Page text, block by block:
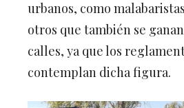
urbanos, como
otros que también se
calles, ya que los
contemplan dicha figura.